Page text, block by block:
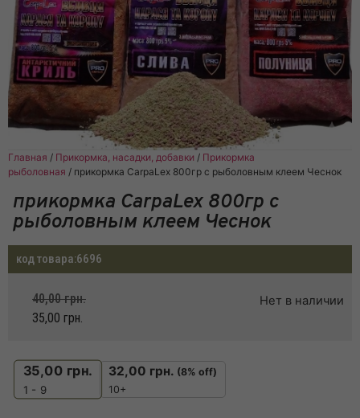
Главная / Прикормка, насадки, добавки / Прикормка
рыболовная / прикормка CarpaLex 800гр с рыболовным клеем Чеснок
прикормка CarpaLex 800гр с
рыболовным клеем Чеснок
код товара:6696
40,00грн.
35,00 грн.
Нет в наличии
35,00 грн.
1 - 9
32,00 грн. (8% off)
10+